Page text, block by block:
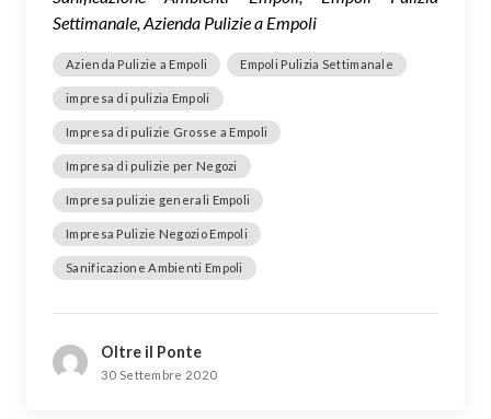
Settimanale, Azienda Pulizie a Empoli
Azienda Pulizie a Empoli Empoli Pulizia Settimanale
impresa di pulizia Empoli
Impresa di pulizie Grosse a Empoli
Impresa di pulizie per Negozi
Impresa pulizie generali Empoli
Impresa Pulizie Negozio Empoli
Sanificazione Ambienti Empoli
Oltre il Ponte
30 Settembre 2020